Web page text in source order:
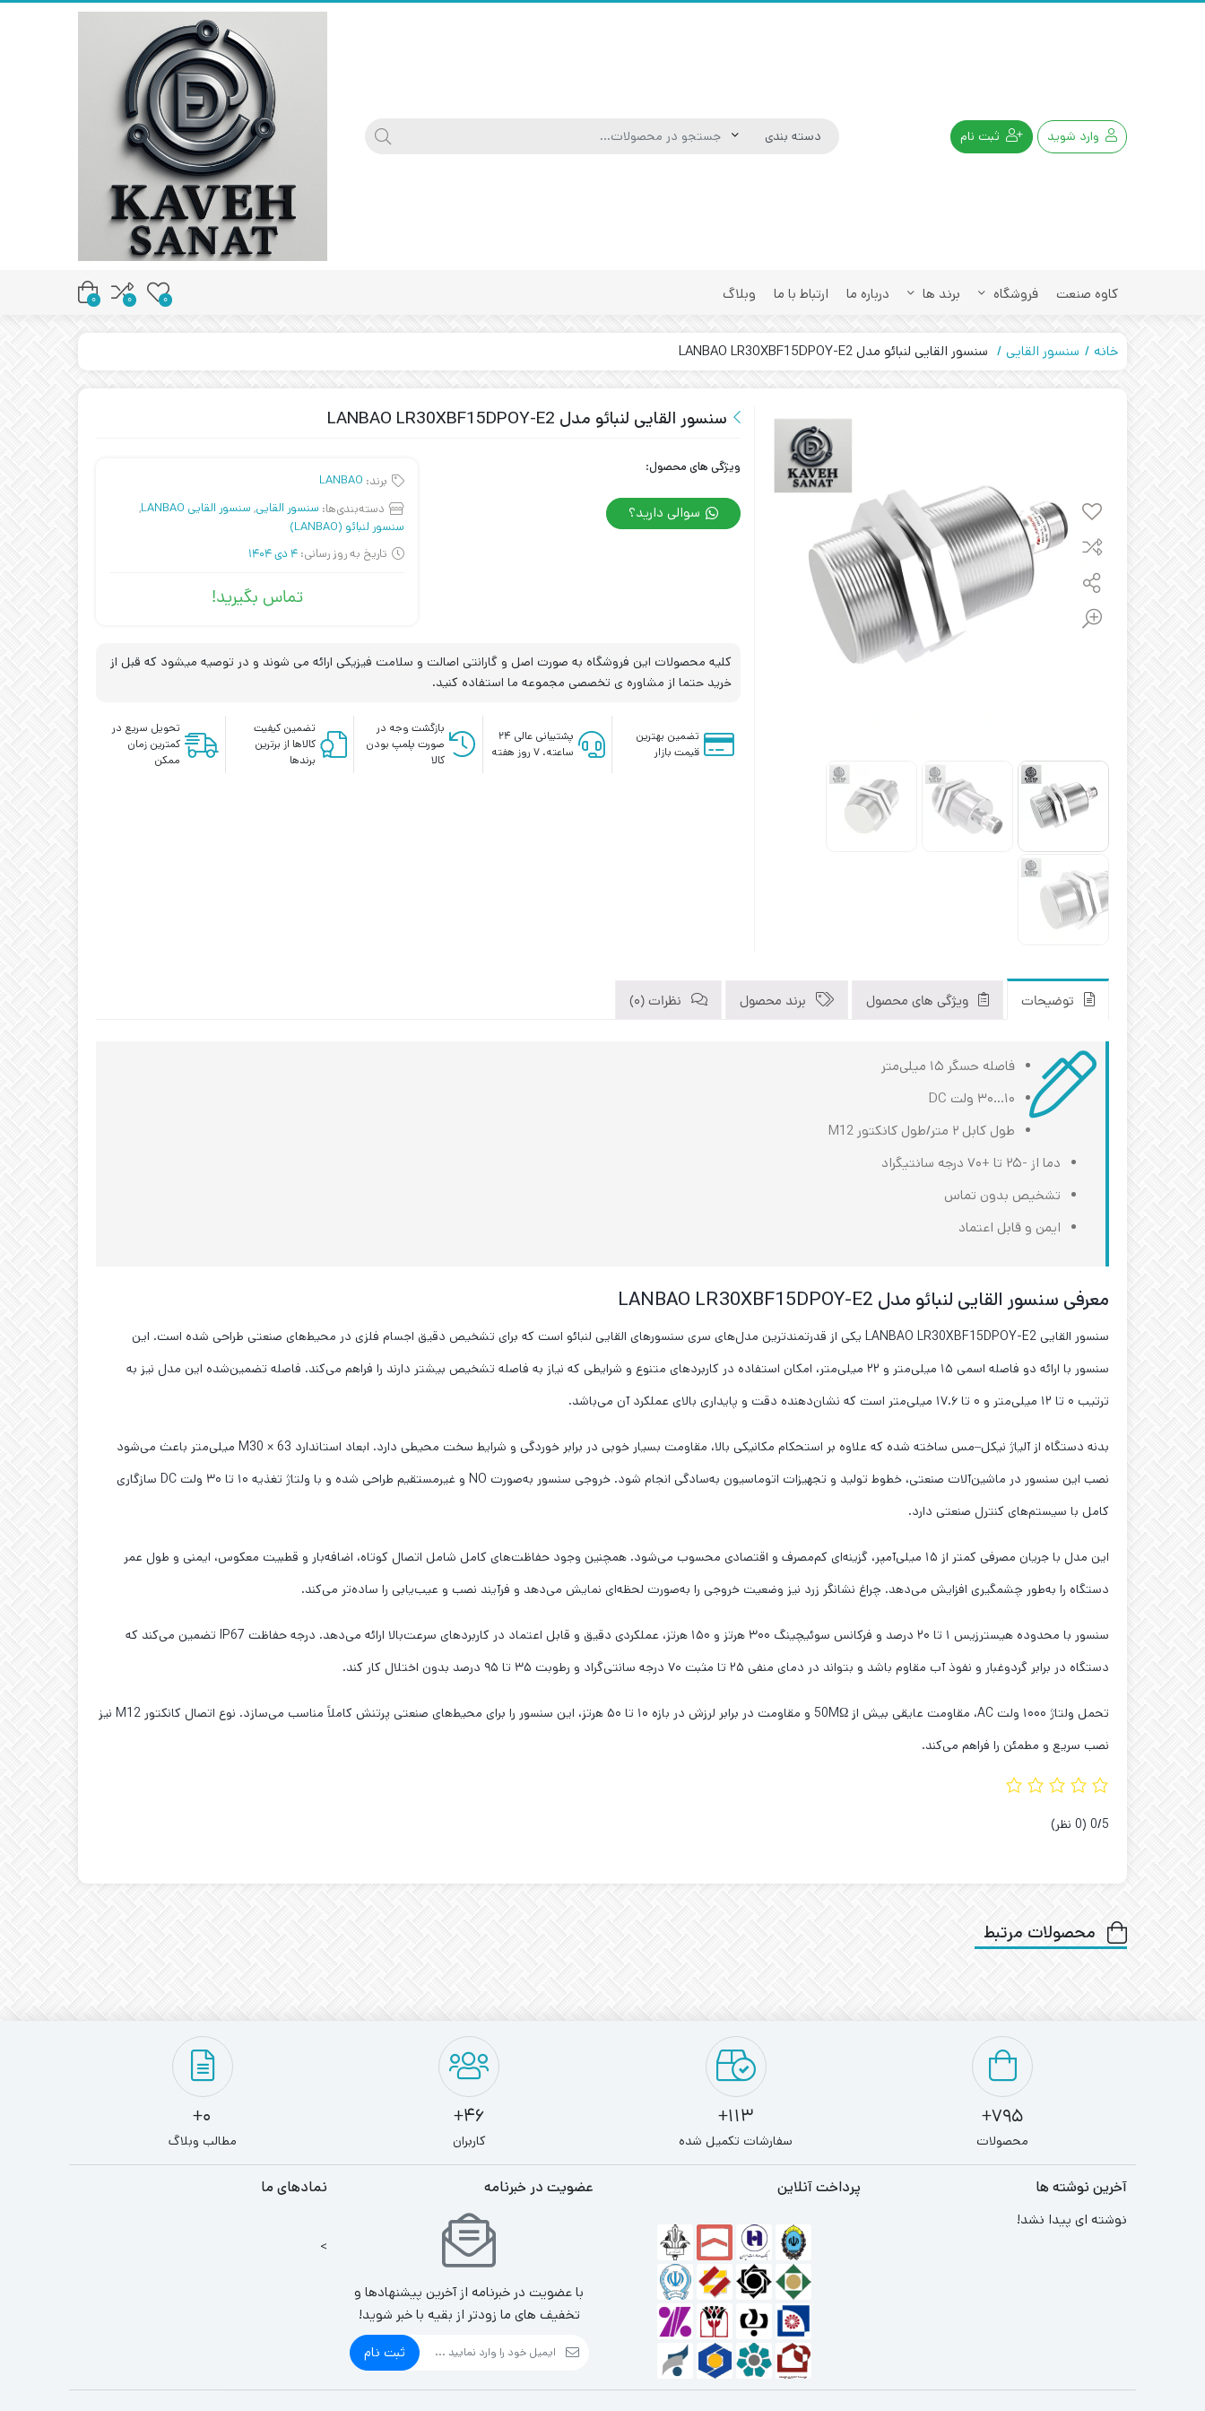
وارد شوید ثبت نام
کاوه صنعت فروشگاه برند ها درباره ما ارتباط با ما وبلاگ 0
0
0
خانه سنسور القایی سنسور القایی لنبائو مدل LANBAO LR30XBF15DPOY-E2
سنسور القایی لنبائو مدل LANBAO LR30XBF15DPOY-E2
ویژگی های محصول:
سوالی دارید؟
برند: LANBAO
دسته‌بندی‌ها: سنسور القایی, سنسور القایی LANBAO
,
سنسور لنبائو (LANBAO)
تاریخ به روز رسانی: 4 دی 1404
تماس بگیرید!
کلیه محصولات این فروشگاه به صورت اصل و گارانتی اصالت و سلامت فیزیکی ارائه می شوند و در توصیه میشود که قبل از
خرید حتما از مشاوره ی تخصصی مجموعه ما استفاده کنید.
تضمین بهترین
قیمت بازار
پشتیبانی عالی ۲۴
ساعته، ۷ روز هفته
بازگشت وجه در
صورت پلمپ بودن
کالا
تضمین کیفیت
کالاها از برترین
برندها
تحویل سریع در
کمترین زمان
ممکن
توضیحات ویژگی های محصول برند محصول نظرات (0)
فاصله حسگر ۱۵ میلی‌متر
۱۰…۳۰ ولت DC
طول کابل ۲ متر/طول کانکتور M12
دما از -۲۵ تا +۷۰ درجه سانتیگراد
تشخیص بدون تماس
ایمن و قابل اعتماد
معرفی سنسور القایی لنبائو مدل LANBAO LR30XBF15DPOY-E2
سنسور القایی LANBAO LR30XBF15DPOY-E2 یکی از قدرتمندترین مدل‌های سری سنسورهای القایی لنبائو است که برای تشخیص دقیق اجسام فلزی در محیط‌های صنعتی طراحی شده است. این
سنسور با ارائه دو فاصله اسمی ۱۵ میلی‌متر و ۲۲ میلی‌متر، امکان استفاده در کاربردهای متنوع و شرایطی که نیاز به فاصله تشخیص بیشتر دارند را فراهم می‌کند. فاصله تضمین‌شده این مدل نیز به
ترتیب ۰ تا ۱۲ میلی‌متر و ۰ تا ۱۷.۶ میلی‌متر است که نشان‌دهنده دقت و پایداری بالای عملکرد آن می‌باشد.
بدنه دستگاه از آلیاژ نیکل–مس ساخته شده که علاوه بر استحکام مکانیکی بالا، مقاومت بسیار خوبی در برابر خوردگی و شرایط سخت محیطی دارد. ابعاد استاندارد M30 × 63 میلی‌متر باعث می‌شود
نصب این سنسور در ماشین‌آلات صنعتی، خطوط تولید و تجهیزات اتوماسیون به‌سادگی انجام شود. خروجی سنسور به‌صورت NO و غیرمستقیم طراحی شده و با ولتاژ تغذیه ۱۰ تا ۳۰ ولت DC سازگاری
کامل با سیستم‌های کنترل صنعتی دارد.
این مدل با جریان مصرفی کمتر از ۱۵ میلی‌آمپر، گزینه‌ای کم‌مصرف و اقتصادی محسوب می‌شود. همچنین وجود حفاظت‌های کامل شامل اتصال کوتاه، اضافه‌بار و قطبیت معکوس، ایمنی و طول عمر
دستگاه را به‌طور چشمگیری افزایش می‌دهد. چراغ نشانگر زرد نیز وضعیت خروجی را به‌صورت لحظه‌ای نمایش می‌دهد و فرآیند نصب و عیب‌یابی را ساده‌تر می‌کند.
سنسور با محدوده هیسترزیس ۱ تا ۲۰ درصد و فرکانس سوئیچینگ ۳۰۰ هرتز و ۱۵۰ هرتز، عملکردی دقیق و قابل اعتماد در کاربردهای سرعت‌بالا ارائه می‌دهد. درجه حفاظت IP67 تضمین می‌کند که
دستگاه در برابر گردوغبار و نفوذ آب مقاوم باشد و بتواند در دمای منفی ۲۵ تا مثبت ۷۰ درجه سانتی‌گراد و رطوبت ۳۵ تا ۹۵ درصد بدون اختلال کار کند.
تحمل ولتاژ ۱۰۰۰ ولت AC، مقاومت عایقی بیش از 50MΩ و مقاومت در برابر لرزش در بازه ۱۰ تا ۵۰ هرتز، این سنسور را برای محیط‌های صنعتی پرتنش کاملاً مناسب می‌سازد. نوع اتصال کانکتور M12 نیز
نصب سریع و مطمئن را فراهم می‌کند.
‫0/5 ‫(0 نظر)
محصولات مرتبط
795+
محصولات
113+
سفارشات تکمیل شده
46+
کاربران
0+
مطالب وبلاگ
آخرین نوشته ها
نوشته ای پیدا نشد!
پرداخت آنلاین عضویت در خبرنامه
با عضویت در خبرنامه از آخرین پیشنهادها و
تخفیف های ما زودتر از بقیه با خبر شوید!
ثبت نام
نمادهای ما
>